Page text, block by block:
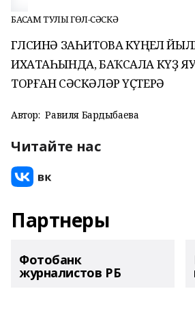
БАҠСАМ ТУЛЫ ГӨЛ-СӘСКӘ
ГӨЛСИНӘ ЗАҺИТОВА КҮҢЕЛ
ИХАТАҺЫНДА, БАҠСАЛА КҮҘ
ТОРҒАН СӘСКӘЛӘР ҮҪТЕРӘ
Автор: Равиля Бардыбаева
Читайте нас
Партнеры
Фотобанк
журналистов РБ